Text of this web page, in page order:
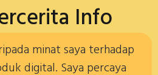
Info
minat saya terhadap
digital. Saya percaya